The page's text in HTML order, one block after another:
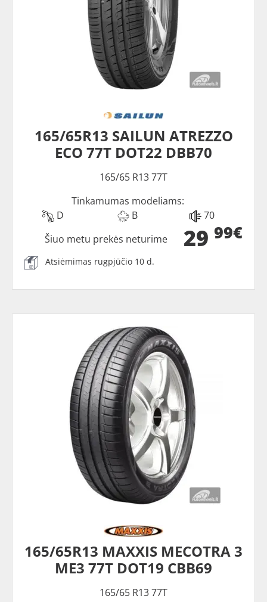
165/65R13 SAILUN ATREZZO
ECO 77T DOT22 DBB70
165/65 R13 77T
Tinkamumas modeliams:
D
B 70
29 99€
Šiuo metu prekės neturime
Atsiėmimas rugpjūčio 10 d.
165/65R13 MAXXIS MECOTRA 3
ME3 77T DOT19 CBB69
165/65 R13 77T